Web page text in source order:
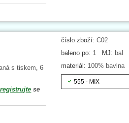
číslo zboží: C02
baleno po: 1 MJ: bal
materiál: 100% bavlna
555 - MIX
s tiskem, 6
registrujte se